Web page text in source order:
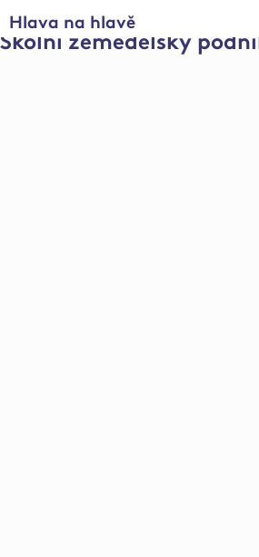
Hlava na hlavě
Školní zemědělský